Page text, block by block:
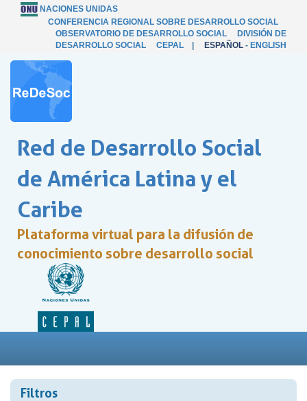
NACIONES UNIDAS
CONFERENCIA REGIONAL SOBRE DESARROLLO SOCIAL
OBSERVATORIO DE DESARROLLO SOCIAL
DIVISIÓN DE
DESARROLLO SOCIAL
CEPAL ESPAÑOL - ENGLISH
Red de Desarrollo Social
de América Latina y el
Caribe
Plataforma virtual para la difusión de
conocimiento sobre desarrollo social
Filtros